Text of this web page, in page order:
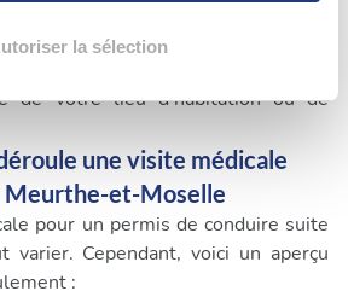
de personnaliser le contenu
des fonctionnalités relatives aux
notre trafic. Nous
des informations sur l'utilisation de
de médias sociaux, de
qui peuvent combiner celles-ci
que vous leur avez fournies
la sélection
un retrait, vous pouvez suivre les
de votre lieu d'habitation ou de
une visite médicale
Meurthe-et-Moselle
pour un permis de conduire suite
varier. Cependant, voici un aperçu
: